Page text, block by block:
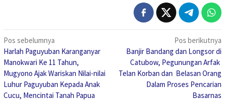
Navigasi
pos
Pos sebelumnya
Harlah Paguyuban Karanganyar
Manokwari Ke 11 Tahun,
Mugyono Ajak Wariskan Nilai-nilai
Luhur Paguyuban Kepada Anak
Cucu, Mencintai Tanah Papua
Pos berikutnya
Banjir Bandang dan Longsor di
Catubow, Pegunungan Arfak
Telan Korban dan Belasan Orang
Dalam Proses Pencarian
Basarnas